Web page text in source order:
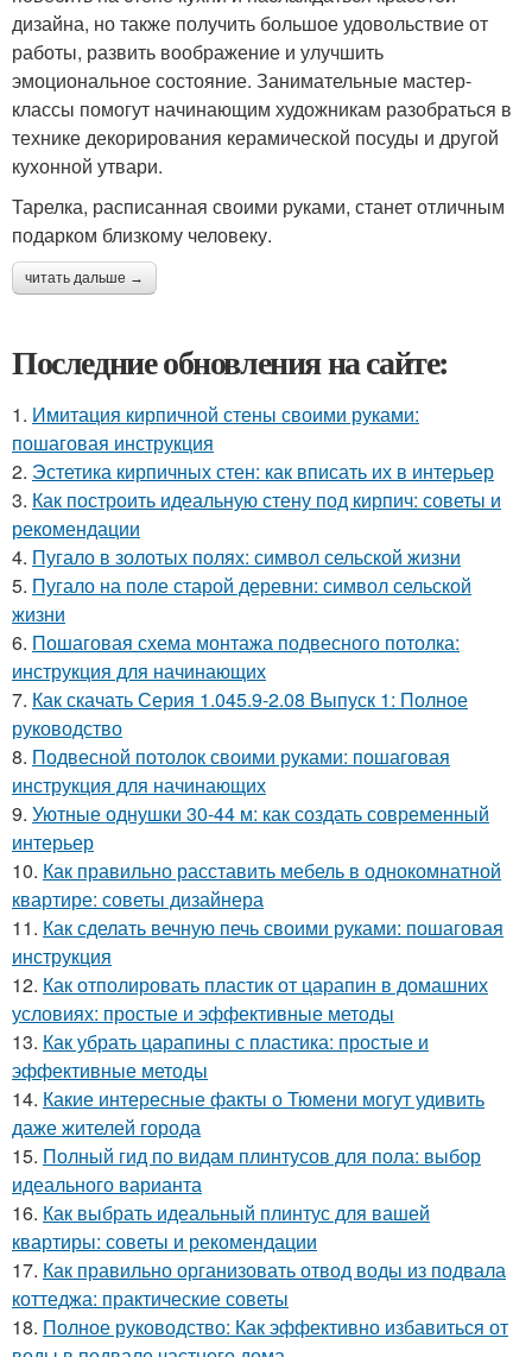
дизайна, но также получить большое удовольствие от
работы, развить воображение и улучшить
эмоциональное состояние. Занимательные мастер-
классы помогут начинающим художникам разобраться в
технике декорирования керамической посуды и другой
кухонной утвари.
Тарелка, расписанная своими руками, станет отличным
подарком близкому человеку.
читать дальше →
Последние обновления на сайте:
1. Имитация кирпичной стены своими руками:
пошаговая инструкция
2. Эстетика кирпичных стен: как вписать их в интерьер
3. Как построить идеальную стену под кирпич: советы и
рекомендации
4. Пугало в золотых полях: символ сельской жизни
5. Пугало на поле старой деревни: символ сельской
жизни
6. Пошаговая схема монтажа подвесного потолка:
инструкция для начинающих
7. Как скачать Серия 1.045.9-2.08 Выпуск 1: Полное
руководство
8. Подвесной потолок своими руками: пошаговая
инструкция для начинающих
9. Уютные однушки 30-44 м: как создать современный
интерьер
10. Как правильно расставить мебель в однокомнатной
квартире: советы дизайнера
11. Как сделать вечную печь своими руками: пошаговая
инструкция
12. Как отполировать пластик от царапин в домашних
условиях: простые и эффективные методы
13. Как убрать царапины с пластика: простые и
эффективные методы
14. Какие интересные факты о Тюмени могут удивить
даже жителей города
15. Полный гид по видам плинтусов для пола: выбор
идеального варианта
16. Как выбрать идеальный плинтус для вашей
квартиры: советы и рекомендации
17. Как правильно организовать отвод воды из подвала
коттеджа: практические советы
18. Полное руководство: Как эффективно избавиться от